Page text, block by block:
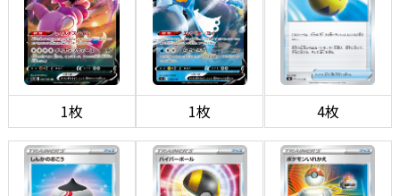
1枚 1枚 4枚